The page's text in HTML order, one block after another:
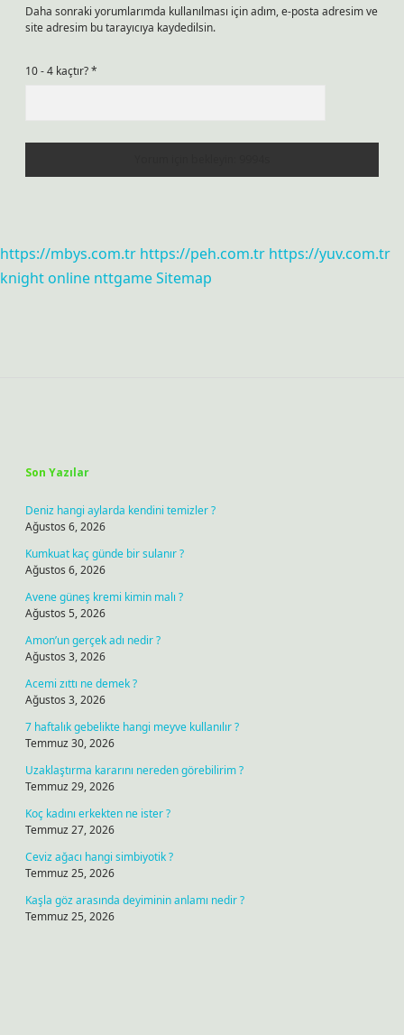
Daha sonraki yorumlarımda kullanılması için adım, e-posta adresim ve
site adresim bu tarayıcıya kaydedilsin.
10 - 4 kaçtır?*
https://mbys.com.tr https://peh.com.tr https://yuv.com.tr
knight online nttgameSitemap
Son Yazılar
Deniz hangi aylarda kendini temizler ?
Ağustos 6, 2026
Kumkuat kaç günde bir sulanır ?
Ağustos 6, 2026
Avene güneş kremi kimin malı ?
Ağustos 5, 2026
Amon’un gerçek adı nedir ?
Ağustos 3, 2026
Acemi zıttı ne demek ?
Ağustos 3, 2026
7 haftalık gebelikte hangi meyve kullanılır ?
Temmuz 30, 2026
Uzaklaştırma kararını nereden görebilirim ?
Temmuz 29, 2026
Koç kadını erkekten ne ister ?
Temmuz 27, 2026
Ceviz ağacı hangi simbiyotik ?
Temmuz 25, 2026
Kaşla göz arasında deyiminin anlamı nedir ?
Temmuz 25, 2026